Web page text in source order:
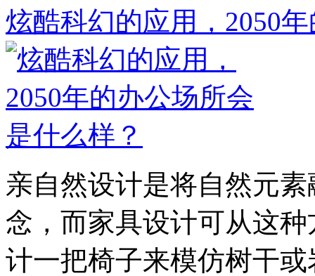
炫酷科幻的应用，2050
亲自然设计是将自然元
念，而家具设计可从这
计一把椅子来模仿树干